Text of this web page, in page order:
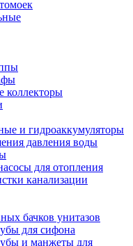
коллекторы
и гидроаккумуляторы
давления воды
для отопления
канализации
бачков унитазов
для сифона
и манжеты для